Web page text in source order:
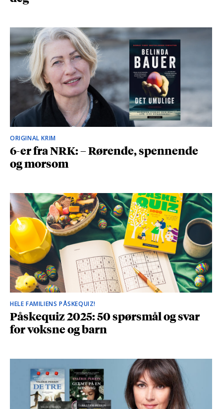
ORIGINAL KRIM
6-er fra NRK: – Rørende, spennende
og morsom
HELE FAMILIENS PÅSKEQUIZ!
Påskequiz 2025: 50 spørsmål og svar
for voksne og barn